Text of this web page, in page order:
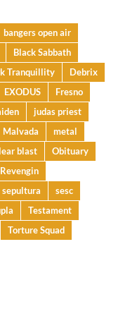
bangers open air
Black Sabbath
Tranquillity
Debrix
EXODUS
Fresno
judas priest
Malvada
metal
blast
Obituary
Revengin
sepultura
sesc
Testament
Torture Squad